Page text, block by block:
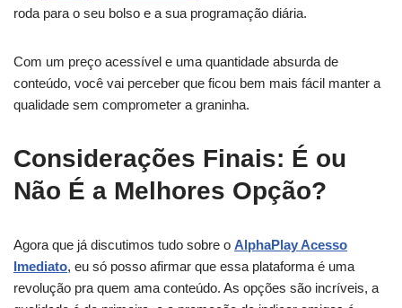
roda para o seu bolso e a sua programação diária.
Com um preço acessível e uma quantidade absurda de
conteúdo, você vai perceber que ficou bem mais fácil manter a
qualidade sem comprometer a graninha.
Considerações Finais: É ou
Não É a Melhores Opção?
Agora que já discutimos tudo sobre o AlphaPlay Acesso
Imediato, eu só posso afirmar que essa plataforma é uma
revolução pra quem ama conteúdo. As opções são incríveis, a